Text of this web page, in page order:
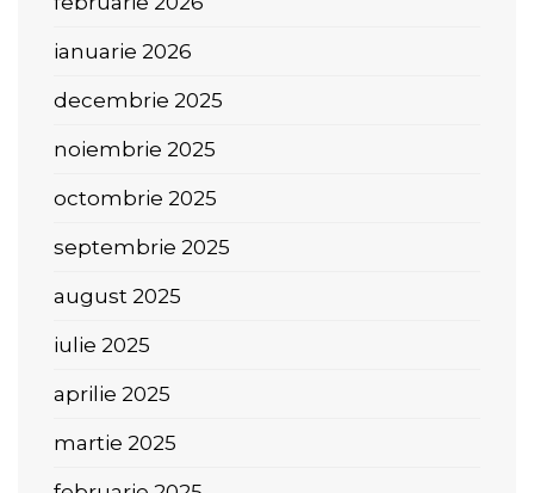
ianuarie 2026
decembrie 2025
noiembrie 2025
octombrie 2025
septembrie 2025
august 2025
iulie 2025
aprilie 2025
martie 2025